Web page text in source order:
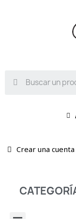
Crear una cuenta